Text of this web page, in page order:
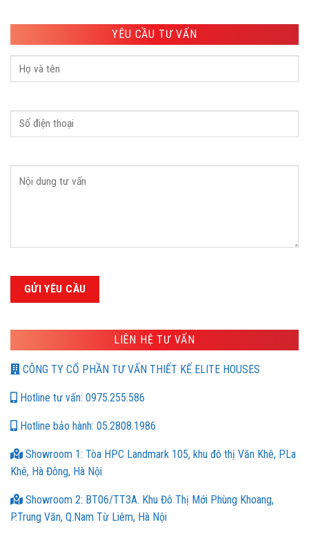
YÊU CẦU TƯ VẤN
LIÊN HỆ TƯ VẤN
CÔNG TY CỔ PHẦN TƯ VẤN THIẾT KẾ ELITE HOUSES
Hotline tư vấn: 0975.255.586
Hotline bảo hành: 05.2808.1986
Showroom 1: Tòa HPC Landmark 105, khu đô thị Văn Khê, P.La
Khê, Hà Đông, Hà Nội
Showroom 2: BT06/TT3A. Khu Đô Thị Mới Phùng Khoang,
P.Trung Văn, Q.Nam Từ Liêm, Hà Nội